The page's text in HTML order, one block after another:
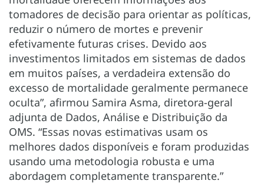
tomadores de decisão para orientar as políticas,
reduzir o número de mortes e prevenir
efetivamente futuras crises. Devido aos
investimentos limitados em sistemas de dados
em muitos países, a verdadeira extensão do
excesso de mortalidade geralmente permanece
oculta”, afirmou Samira Asma, diretora-geral
adjunta de Dados, Análise e Distribuição da
OMS. “Essas novas estimativas usam os
melhores dados disponíveis e foram produzidas
usando uma metodologia robusta e uma
abordagem completamente transparente.”